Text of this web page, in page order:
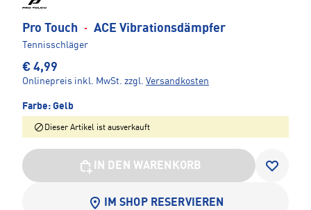
Pro Touch · ACE Vibrationsdämpfer
Tennisschläger
€ 4,99
Onlinepreis inkl. MwSt. zzgl. Versandkosten
Farbe: Gelb
Dieser Artikel ist ausverkauft
IN DEN WARENKORB
IM SHOP RESERVIEREN